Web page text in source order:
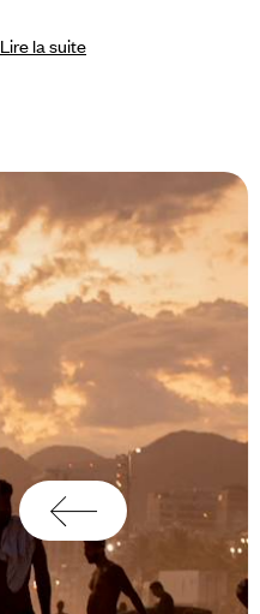
Lire la suite